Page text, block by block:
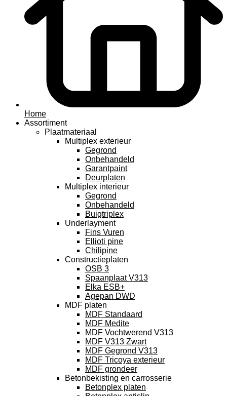
Home
Assortiment
Plaatmateriaal
Multiplex exterieur
Gegrond
Onbehandeld
Garantpaint
Deurplaten
Multiplex interieur
Gegrond
Onbehandeld
Buigtriplex
Underlayment
Fins Vuren
Ellioti pine
Chilipine
Constructieplaten
OSB 3
Spaanplaat V313
Elka ESB+
Agepan DWD
MDF platen
MDF Standaard
MDF Medite
MDF Vochtwerend V313
MDF V313 Zwart
MDF Gegrond V313
MDF Tricoya exterieur
MDF grondeer
Betonbekisting en carrosserie
Betonplex platen